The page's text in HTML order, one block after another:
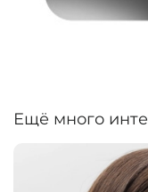
Ещё много